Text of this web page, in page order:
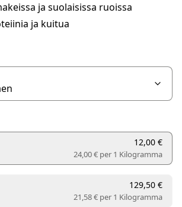
ja suolaisissa ruoissa
ja kuitua
12,00 €
24,00 € per 1 Kilogramma
129,50 €
21,58 € per 1 Kilogramma